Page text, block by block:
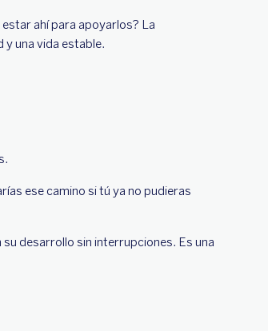
ahí para apoyarlos? La
y una vida estable.
ese camino si tú ya no pudieras
desarrollo sin interrupciones. Es una